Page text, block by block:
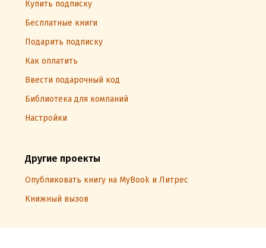
Купить подписку
Бесплатные книги
Подарить подписку
Как оплатить
Ввести подарочный код
Библиотека для компаний
Настройки
Другие проекты
Опубликовать книгу на MyBook и Литрес
Книжный вызов